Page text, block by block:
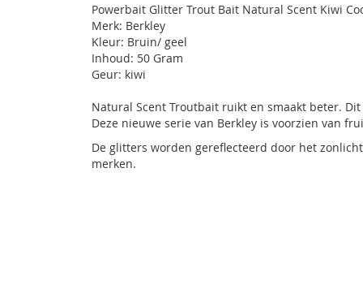
Powerbait Glitter Trout Bait Natural Scent Kiwi
Merk: Berkley
Kleur: Bruin/ geel
Inhoud: 50 Gram
Geur: kiwi
Natural Scent Troutbait ruikt en smaakt beter.
Deze nieuwe serie van Berkley is voorzien van
De glitters worden gereflecteerd door het
merken.